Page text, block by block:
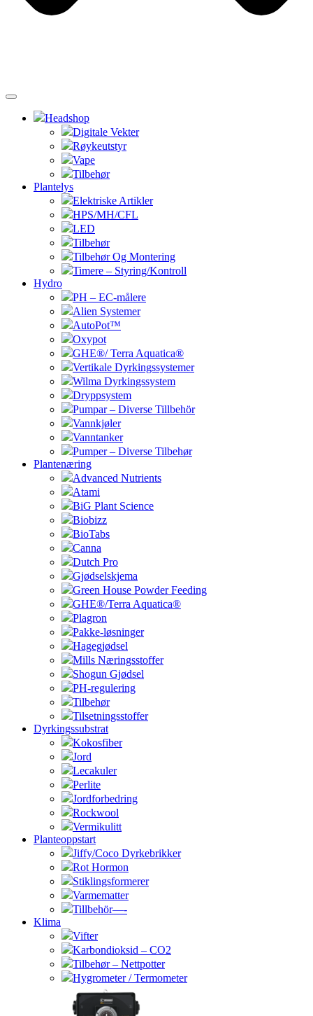
Headshop
Digitale Vekter
Røykeutstyr
Vape
Tilbehør
Plantelys
Elektriske Artikler
HPS/MH/CFL
LED
Tilbehør
Tilbehør Og Montering
Timere – Styring/Kontroll
Hydro
PH – EC-målere
Alien Systemer
AutoPot™
Oxypot
GHE®/ Terra Aquatica®
Vertikale Dyrkingssystemer
Wilma Dyrkingssystem
Dryppsystem
Pumpar – Diverse Tillbehör
Vannkjøler
Vanntanker
Pumper – Diverse Tilbehør
Plantenæring
Advanced Nutrients
Atami
BiG Plant Science
Biobizz
BioTabs
Canna
Dutch Pro
Gjødselskjema
Green House Powder Feeding
GHE®/Terra Aquatica®
Plagron
Pakke-løsninger
Hagegjødsel
Mills Næringsstoffer
Shogun Gjødsel
PH-regulering
Tilbehør
Tilsetningsstoffer
Dyrkingssubstrat
Kokosfiber
Jord
Lecakuler
Perlite
Jordforbedring
Rockwool
Vermikulitt
Planteoppstart
Jiffy/Coco Dyrkebrikker
Rot Hormon
Stiklingsformerer
Varmematter
Tillbehör—-
Klima
Vifter
Karbondioksid – CO2
Tilbehør – Nettpotter
Hygrometer / Termometer